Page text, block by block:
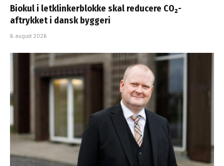
Biokul i letklinkerblokke skal reducere CO₂-
aftrykket i dansk byggeri
6. august 2026